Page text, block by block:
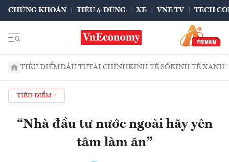
CHỨNG KHOÁN TIÊU & DÙNG XE VNE TV TECH
TIÊU ĐIỂMĐẦU TƯTÀI CHÍNHKINH TẾ SỐKINH TẾ XANH
TIÊU ĐIỂM
“Nhà đầu tư nước ngoài hãy yên
tâm làm ăn”